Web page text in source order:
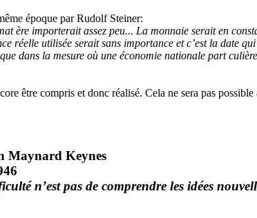
époque par Rudolf Steiner:
tère importerait assez peu... La monnaie serait en
réelle utilisée serait sans importance et c’est la date
dans la mesure où une économie nationale part
être compris et donc réalisé. Cela ne sera pas
Maynard Keynes
n’est pas de comprendre les idées